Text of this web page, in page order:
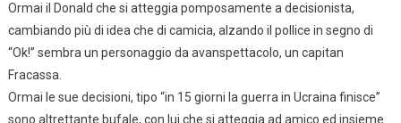
Ormai il Donald che si atteggia pomposamente a decisionista,
cambiando più di idea che di camicia, alzando il pollice in segno di
“Ok!” sembra un personaggio da avanspettacolo, un capitan
Fracassa.
Ormai le sue decisioni, tipo “in 15 giorni la guerra in Ucraina finisce”
sono altrettante bufale, con lui che si atteggia ad amico ed insieme